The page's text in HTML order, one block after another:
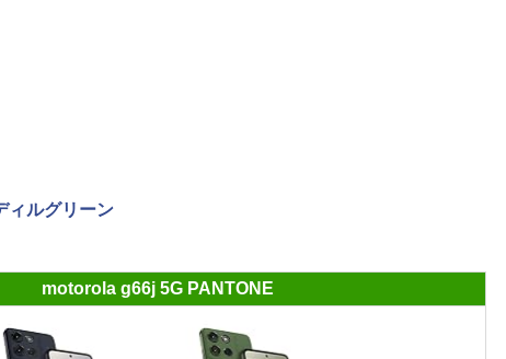
ィルグリーン
motorola g66j 5G PANTONE